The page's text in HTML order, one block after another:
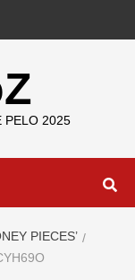
PELO 2025
PIECES’